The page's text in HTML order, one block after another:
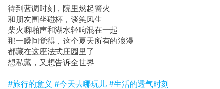
待到蓝调时刻，院里燃起篝火
和朋友围坐碰杯，谈笑风生
柴火噼啪声和湖水轻响混在一起
那一瞬间觉得，这个夏天所有的浪漫
都藏在这座法式庄园里了
想私藏，又想告诉全世界
#旅行的意义 #今天去哪玩儿 #生活的透气时刻